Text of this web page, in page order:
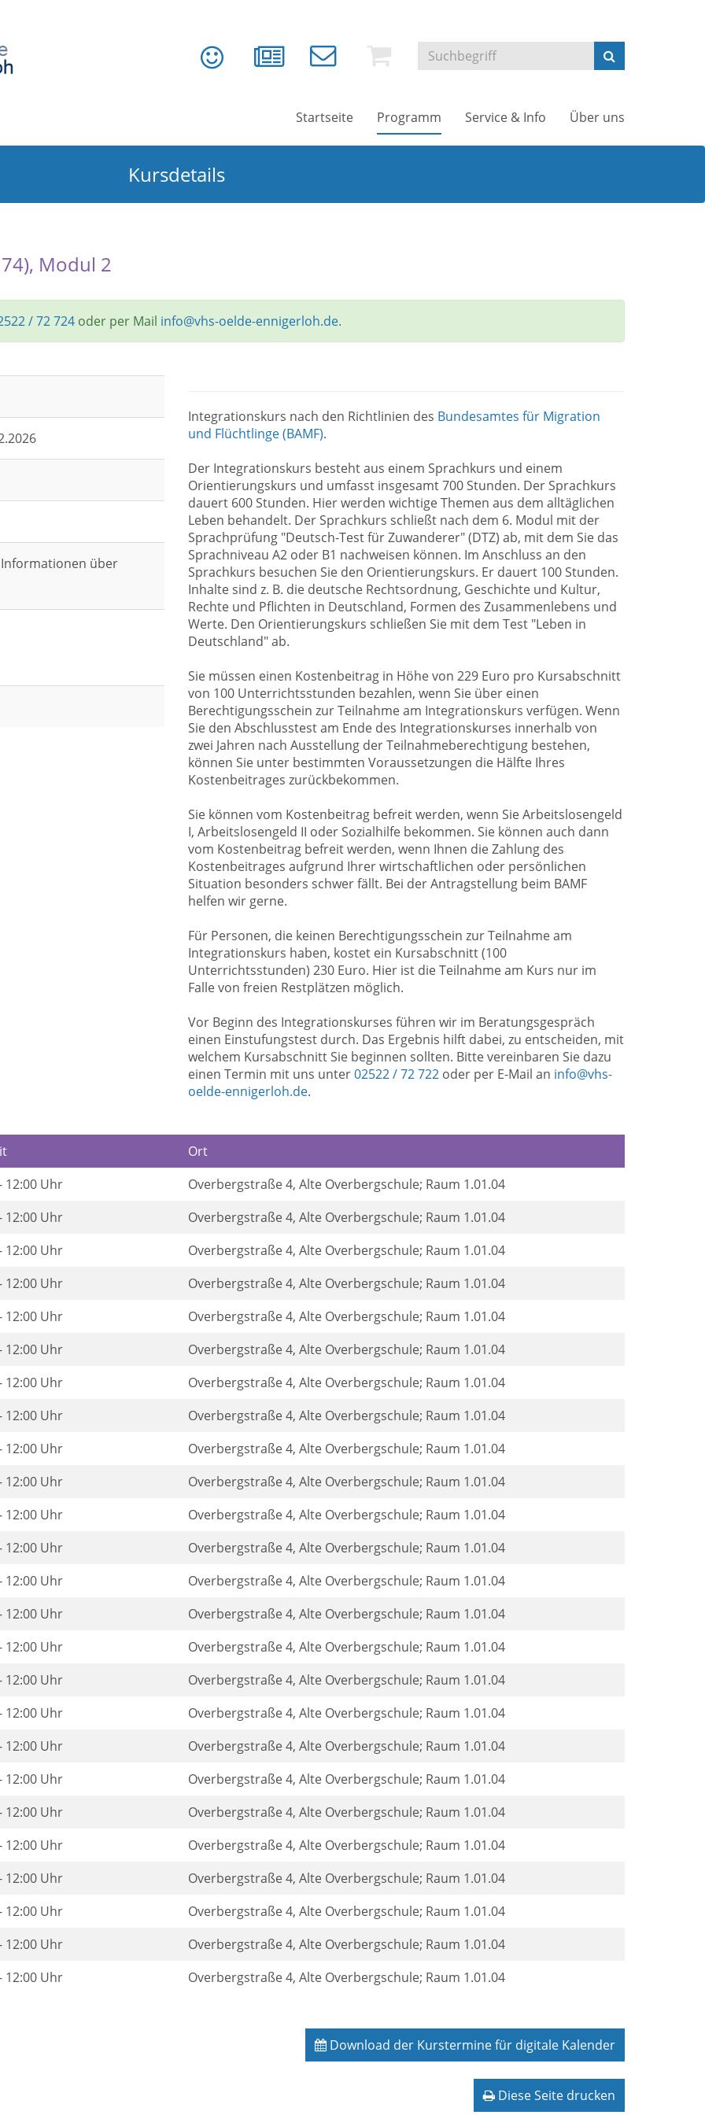
Startseite Programm Service & Info Über uns
Kursdetails
Modul 2
/ 72 724 oder per Mail info@vhs-oelde-ennigerloh.de.
über
Integrationskurs nach den Richtlinien des Bundesamtes für Migration
und Flüchtlinge (BAMF).
Der Integrationskurs besteht aus einem Sprachkurs und einem
Orientierungskurs und umfasst insgesamt 700 Stunden. Der Sprachkurs
dauert 600 Stunden. Hier werden wichtige Themen aus dem alltäglichen
Leben behandelt. Der Sprachkurs schließt nach dem 6. Modul mit der
Sprachprüfung "Deutsch-Test für Zuwanderer" (DTZ) ab, mit dem Sie das
Sprachniveau A2 oder B1 nachweisen können. Im Anschluss an den
Sprachkurs besuchen Sie den Orientierungskurs. Er dauert 100 Stunden.
Inhalte sind z. B. die deutsche Rechtsordnung, Geschichte und Kultur,
Rechte und Pflichten in Deutschland, Formen des Zusammenlebens und
Werte. Den Orientierungskurs schließen Sie mit dem Test "Leben in
Deutschland" ab.
Sie müssen einen Kostenbeitrag in Höhe von 229 Euro pro Kursabschnitt
von 100 Unterrichtsstunden bezahlen, wenn Sie über einen
Berechtigungsschein zur Teilnahme am Integrationskurs verfügen. Wenn
Sie den Abschlusstest am Ende des Integrationskurses innerhalb von
zwei Jahren nach Ausstellung der Teilnahmeberechtigung bestehen,
können Sie unter bestimmten Voraussetzungen die Hälfte Ihres
Kostenbeitrages zurückbekommen.
Sie können vom Kostenbeitrag befreit werden, wenn Sie Arbeitslosengeld
I, Arbeitslosengeld II oder Sozialhilfe bekommen. Sie können auch dann
vom Kostenbeitrag befreit werden, wenn Ihnen die Zahlung des
Kostenbeitrages aufgrund Ihrer wirtschaftlichen oder persönlichen
Situation besonders schwer fällt. Bei der Antragstellung beim BAMF
helfen wir gerne.
Für Personen, die keinen Berechtigungsschein zur Teilnahme am
Integrationskurs haben, kostet ein Kursabschnitt (100
Unterrichtsstunden) 230 Euro. Hier ist die Teilnahme am Kurs nur im
Falle von freien Restplätzen möglich.
Vor Beginn des Integrationskurses führen wir im Beratungsgespräch
einen Einstufungstest durch. Das Ergebnis hilft dabei, zu entscheiden, mit
welchem Kursabschnitt Sie beginnen sollten. Bitte vereinbaren Sie dazu
einen Termin mit uns unter02522 / 72 722 oder per E-Mail an info@vhs-
oelde-ennigerloh.de.
Ort
12:00 Uhr
Overbergstraße 4, Alte Overbergschule; Raum 1.01.04
12:00 Uhr
Overbergstraße 4, Alte Overbergschule; Raum 1.01.04
12:00 Uhr
Overbergstraße 4, Alte Overbergschule; Raum 1.01.04
12:00 Uhr
Overbergstraße 4, Alte Overbergschule; Raum 1.01.04
12:00 Uhr
Overbergstraße 4, Alte Overbergschule; Raum 1.01.04
12:00 Uhr
Overbergstraße 4, Alte Overbergschule; Raum 1.01.04
12:00 Uhr
Overbergstraße 4, Alte Overbergschule; Raum 1.01.04
12:00 Uhr
Overbergstraße 4, Alte Overbergschule; Raum 1.01.04
12:00 Uhr
Overbergstraße 4, Alte Overbergschule; Raum 1.01.04
12:00 Uhr
Overbergstraße 4, Alte Overbergschule; Raum 1.01.04
12:00 Uhr
Overbergstraße 4, Alte Overbergschule; Raum 1.01.04
12:00 Uhr
Overbergstraße 4, Alte Overbergschule; Raum 1.01.04
12:00 Uhr
Overbergstraße 4, Alte Overbergschule; Raum 1.01.04
12:00 Uhr
Overbergstraße 4, Alte Overbergschule; Raum 1.01.04
12:00 Uhr
Overbergstraße 4, Alte Overbergschule; Raum 1.01.04
12:00 Uhr
Overbergstraße 4, Alte Overbergschule; Raum 1.01.04
12:00 Uhr
Overbergstraße 4, Alte Overbergschule; Raum 1.01.04
12:00 Uhr
Overbergstraße 4, Alte Overbergschule; Raum 1.01.04
12:00 Uhr
Overbergstraße 4, Alte Overbergschule; Raum 1.01.04
12:00 Uhr
Overbergstraße 4, Alte Overbergschule; Raum 1.01.04
12:00 Uhr
Overbergstraße 4, Alte Overbergschule; Raum 1.01.04
12:00 Uhr
Overbergstraße 4, Alte Overbergschule; Raum 1.01.04
12:00 Uhr
Overbergstraße 4, Alte Overbergschule; Raum 1.01.04
12:00 Uhr
Overbergstraße 4, Alte Overbergschule; Raum 1.01.04
12:00 Uhr Overbergstraße 4, Alte Overbergschule; Raum 1.01.04
Download der Kurstermine für digitale Kalender
Diese Seite drucken